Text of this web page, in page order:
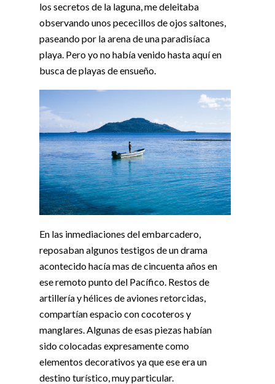
los secretos de la laguna, me deleitaba
observando unos pececillos de ojos saltones,
paseando por la arena de una paradisíaca
playa. Pero yo no había venido hasta aquí en
busca de playas de ensueño.
En las inmediaciones del embarcadero,
reposaban algunos testigos de un drama
acontecido hacía mas de cincuenta años en
ese remoto punto del Pacífico. Restos de
artillería y hélices de aviones retorcidas,
compartían espacio con cocoteros y
manglares. Algunas de esas piezas habían
sido colocadas expresamente como
elementos decorativos ya que ese era un
destino turístico, muy particular.